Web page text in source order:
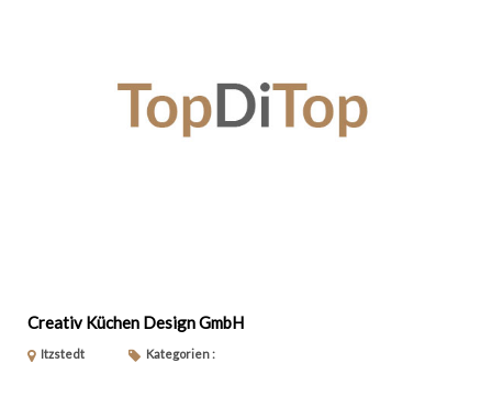
Creativ Küchen Design GmbH
Itzstedt Kategorien :